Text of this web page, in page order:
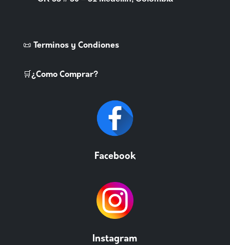
📜 Terminos y Condiones
🛒¿Como Comprar?
Facebook
Instagram